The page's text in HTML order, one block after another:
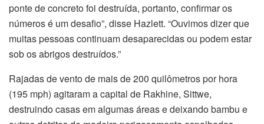
ponte de concreto foi destruída, portanto, confirmar os
números é um desafio”, disse Hazlett. “Ouvimos dizer que
muitas pessoas continuam desaparecidas ou podem estar
sob os abrigos destruídos.”
Rajadas de vento de mais de 200 quilômetros por hora
(195 mph) agitaram a capital de Rakhine, Sittwe,
destruindo casas em algumas áreas e deixando bambu e